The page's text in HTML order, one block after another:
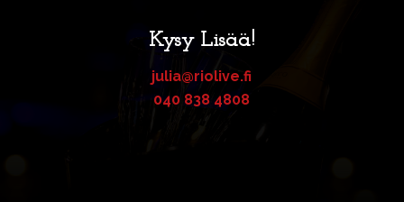
Kysy Lisää!
julia@riolive.fi
040 838 4808